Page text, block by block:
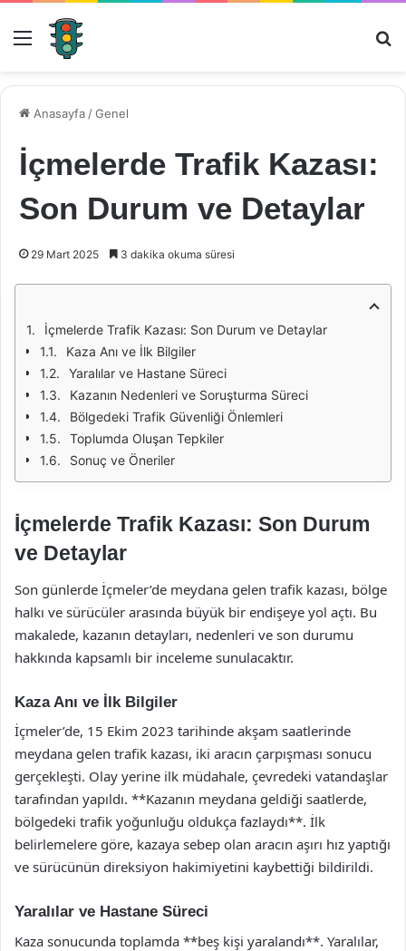
Menü
Anasayfa /Genel
İçmelerde Trafik Kazası:
Son Durum ve Detaylar
29 Mart 2025 3 dakika okuma süresi
İçmelerde Trafik Kazası: Son Durum ve Detaylar
Kaza Anı ve İlk Bilgiler
Yaralılar ve Hastane Süreci
Kazanın Nedenleri ve Soruşturma Süreci
Bölgedeki Trafik Güvenliği Önlemleri
Toplumda Oluşan Tepkiler
Sonuç ve Öneriler
İçmelerde Trafik Kazası: Son Durum
ve Detaylar
Son günlerde İçmeler’de meydana gelen trafik kazası, bölge
halkı ve sürücüler arasında büyük bir endişeye yol açtı. Bu
makalede, kazanın detayları, nedenleri ve son durumu
hakkında kapsamlı bir inceleme sunulacaktır.
Kaza Anı ve İlk Bilgiler
İçmeler’de, 15 Ekim 2023 tarihinde akşam saatlerinde
meydana gelen trafik kazası, iki aracın çarpışması sonucu
gerçekleşti. Olay yerine ilk müdahale, çevredeki vatandaşlar
tarafından yapıldı. **Kazanın meydana geldiği saatlerde,
bölgedeki trafik yoğunluğu oldukça fazlaydı**. İlk
belirlemelere göre, kazaya sebep olan aracın aşırı hız yaptığı
ve sürücünün direksiyon hakimiyetini kaybettiği bildirildi.
Yaralılar ve Hastane Süreci
Kaza sonucunda toplamda **beş kişi yaralandı**. Yaralılar,